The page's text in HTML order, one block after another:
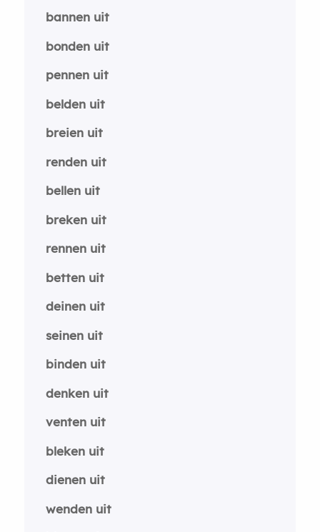
bannen uit
bonden uit
pennen uit
belden uit
breien uit
renden uit
bellen uit
breken uit
rennen uit
betten uit
deinen uit
seinen uit
binden uit
denken uit
venten uit
bleken uit
dienen uit
wenden uit